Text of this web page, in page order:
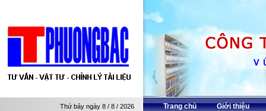
Thứ bảy ngày 8 / 8 / 2026 Trang chủ Giới thiệu